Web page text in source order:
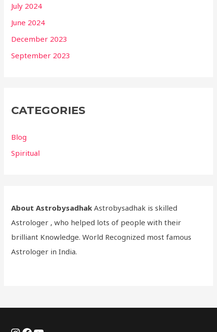
July 2024
June 2024
December 2023
September 2023
CATEGORIES
Blog
Spiritual
About Astrobysadhak Astrobysadhak is skilled
Astrologer , who helped lots of people with their
brilliant Knowledge. World Recognized most famous
Astrologer in India.